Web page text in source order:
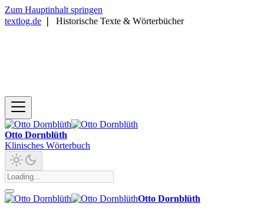
Zum Hauptinhalt springen
textlog.de
Historische Texte & Wörterbücher
Otto Dornblüth
Klinisches Wörterbuch
Otto Dornblüth